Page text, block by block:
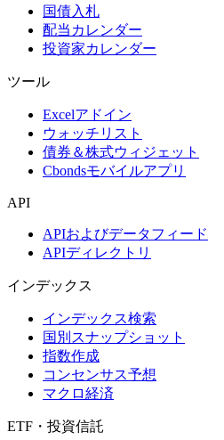
国債入札
配当カレンダー
投資家カレンダー
ツール
Excelアドイン
ウォッチリスト
債券＆株式ウィジェット
Cbondsモバイルアプリ
API
APIおよびデータフィード
APIディレクトリ
インデックス
インデックス検索
国別スナップショット
指数作成
コンセンサス予想
マクロ経済
ETF・投資信託